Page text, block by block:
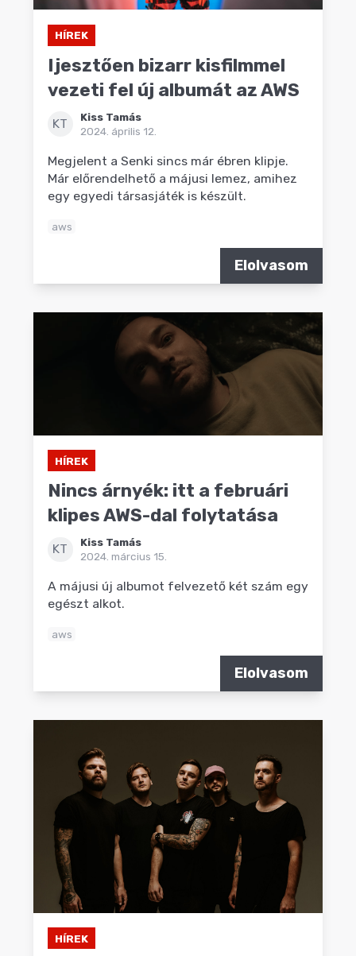
HÍREK
Ijesztően bizarr kisfilmmel
vezeti fel új albumát az AWS
KT
Kiss Tamás
2024. április 12.
Megjelent a Senki sincs már ébren klipje.
Már előrendelhető a májusi lemez, amihez
egy egyedi társasjáték is készült.
aws
Elolvasom
HÍREK
Nincs árnyék: itt a februári
klipes AWS-dal folytatása
KT
Kiss Tamás
2024. március 15.
A májusi új albumot felvezető két szám egy
egészt alkot.
aws
Elolvasom
HÍREK